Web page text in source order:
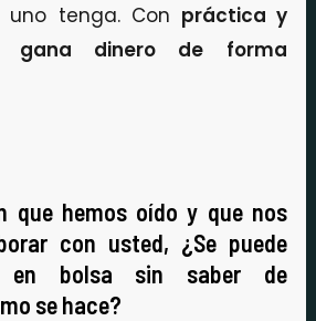
tenga. Con práctica y
gana dinero de forma
que hemos oído y que nos
con usted, ¿Se puede
en bolsa sin saber de
se hace?